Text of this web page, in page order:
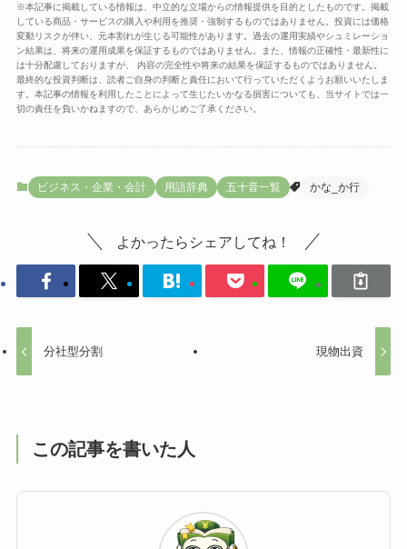
※本記事に掲載している情報は、中立的な立場からの情報提供を目的としたものです。掲載
している商品・サービスの購入や利用を推奨・強制するものではありません。投資には価格
変動リスクが伴い、元本割れが生じる可能性があります。過去の運用実績やシュミレーショ
ン結果は、将来の運用成果を保証するものではありません。また、情報の正確性・最新性に
は十分配慮しておりますが、 内容の完全性や将来の結果を保証するものではありません。
最終的な投資判断は、読者ご自身の判断と責任において行っていただくようお願いいたしま
す。本記事の情報を利用したことによって生じたいかなる損害についても、当サイトでは一
切の責任を負いかねますので、あらかじめご了承ください。
ビジネス・企業・会計 用語辞典 五十音一覧 かな_か行
よかったらシェアしてね！
分社型分割 現物出資
この記事を書いた人